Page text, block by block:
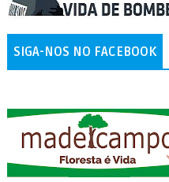
SIGA-NOS NO FACEBOOK